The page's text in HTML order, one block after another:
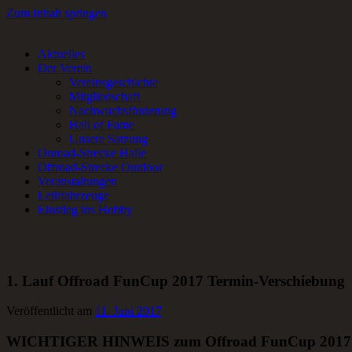
Zum Inhalt springen
RC-Car Verein in Frankfurt am Main für Offroad- und Onroad RC-
Aktuelles
Der Verein
Vereinsgeschichte
Mitgliedschaft
Nachwuchsförderung
Hall of Fame
Unsere Satzung
Onroad-Strecke Halle
Offroad-Strecke Outdoor
Veranstaltungen
Leihfahrzeuge
Einstieg ins Hobby
1. Lauf Offroad FunCup 2017 Termin-Verschiebung
Veröffentlicht am 11. Juni 2017
WICHTIGER HINWEIS zum Offroad FunCup